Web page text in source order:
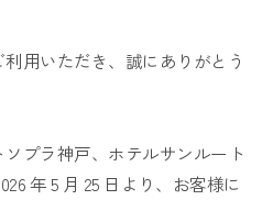
用いただき、誠にありがとう
プラ神戸、ホテルサンルート
年 5 月 25 日より、お客様に